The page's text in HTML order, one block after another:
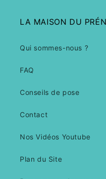
LA MAISON DU
Qui sommes-nous ?
FAQ
Conseils de pose
Contact
Nos Vidéos Youtube
Plan du Site